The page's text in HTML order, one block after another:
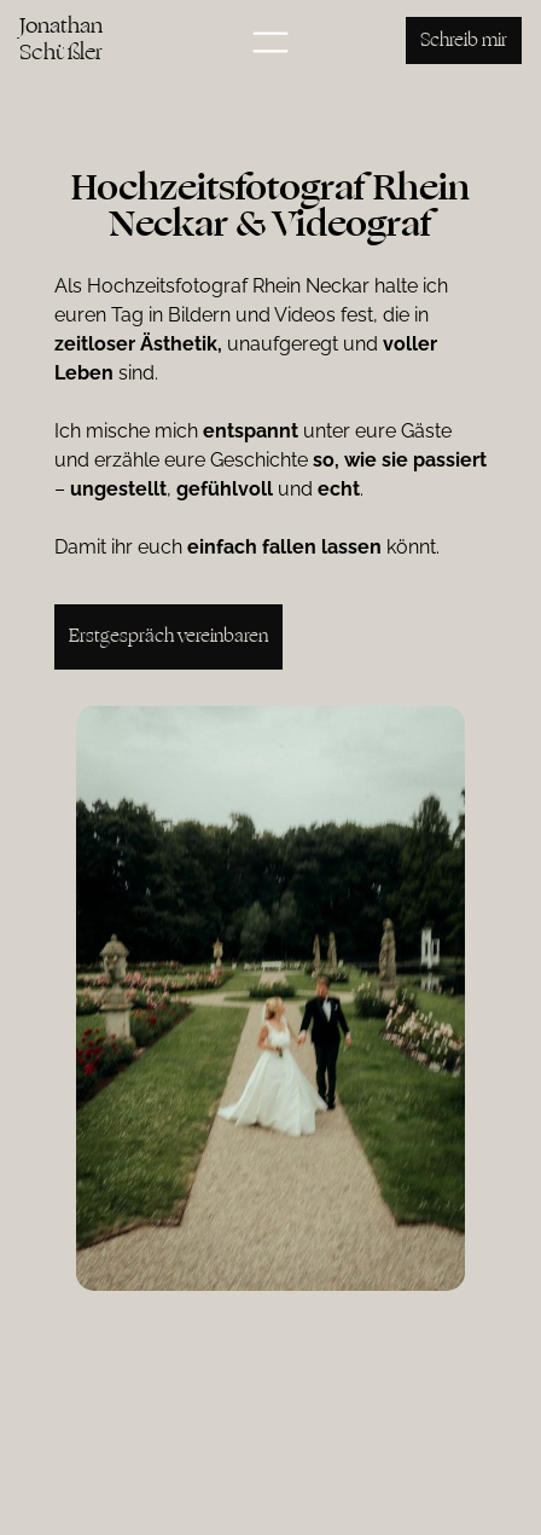
Jonathan
Schüßler Schreib mir
Hochzeitsfotograf Rhein
Neckar & Videograf
Als Hochzeitsfotograf Rhein Neckar halte ich
euren Tag in Bildern und Videos fest, die in
zeitloser Ästhetik, unaufgeregt und voller
Leben sind.
Ich mische mich entspanntunter eure Gäste
und erzähle eure Geschichte so, wie sie passiert
– ungestellt, gefühlvollund echt.
Damit ihr euch einfach fallen lassen könnt.
Erstgespräch vereinbaren